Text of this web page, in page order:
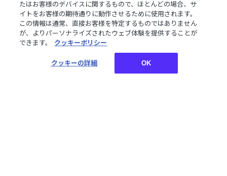
デジタルグッズはダウンロード商品です。
さまざまな企画やコンセプトに沿ったライバーたちのボイ
ス、特典壁紙をご購入いただけます。
お買い物についてご案内しております。詳しくはご利用ガ
たはお客様のデバイスに関するもので、ほとんどの場合、サ
イトをお客様の期待通りに動作させるために使用されます。
この情報は通常、直接お客様を特定するものではありません
が、よりパーソナライズされたウェブ体験を提供することが
できます。
クッキーポリシー
クッキーの詳細 OK